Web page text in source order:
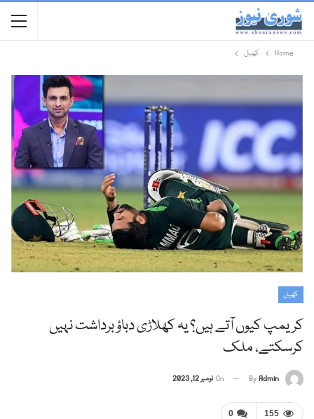
Home کھیل
کھیل
کریمپ کیوں آتے ہیں؟ یہ کھلاڑی دباؤ برداشت نہیں
کرسکتے، ملک
ByAdmin
On نومبر 12, 2023
0 155